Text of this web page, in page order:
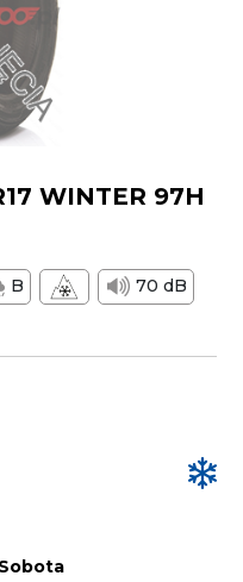
WINTER 97H
B
70 dB
Sobota